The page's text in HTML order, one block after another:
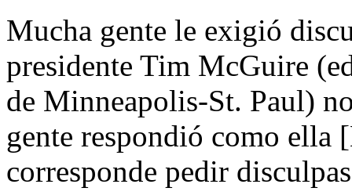
Mucha gente le exigió
presidente Tim McGuire
de Minneapolis-St. Paul)
gente respondió como ella
corresponde pedir